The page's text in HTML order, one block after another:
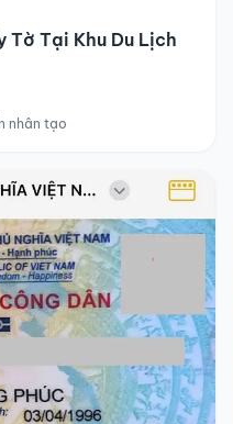
Tờ Tại Khu Du Lịch
nhân tạo